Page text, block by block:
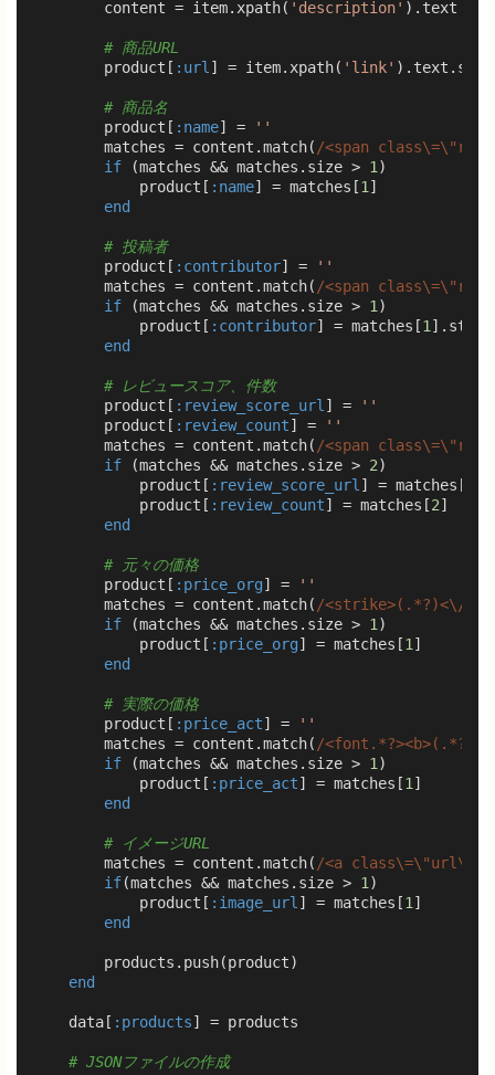
        content = item.xpath(
'description' ).text
# 商品URL
        product[
:url ] = item.xpath( 'link'
# 商品名
        product[
:name] =
''
        matches = content.match(
/<span
if (matches && matches.size > 1 )
            product[
:name] = matches[1 ]
end
# 投稿者
        product[
:contributor] =
''
        matches = content.match(
/<span
if (matches && matches.size > 1 )
            product[
:contributor] = matches[1 ].strip
end
# レビュースコア、件数
        product[
:review_score_url ] =
''
        product[
:review_count] =
''
        matches = content.match(
/<span
if (matches && matches.size > 2)
            product[
:review_score_url ] = matches[
            product[
:review_count] = matches[2]
end
# 元々の価格
        product[
:price_org] =
''
        matches = content.match(
/<strike>(.*?)<\/
if (matches && matches.size > 1 )
            product[
:price_org] = matches[1 ]
end
# 実際の価格
        product[
:price_act] =
''
        matches = content.match(
/
if (matches && matches.size > 1 )
            product[
:price_act] = matches[1 ]
end
# イメージURL
        matches = content.match(
/<a
if(matches && matches.size > 1 )
            product[
:image_url ] = matches[1 ]
end
        products.push(product)
end
    data[
:products] = products
# JSONファイルの作成